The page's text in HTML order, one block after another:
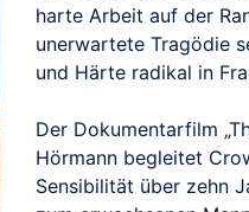
harte Arbeit auf der
unerwartete Tragödie
und Härte radikal in
Der Dokumentarfilm
Hörmann begleitet
Sensibilität über zehn